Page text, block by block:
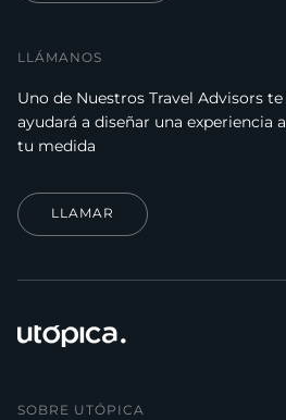
LLÁMANOS
Uno de Nuestros Travel Advisors te
ayudará a diseñar una experiencia a
tu medida
LLAMAR
SOBRE UTÓPICA